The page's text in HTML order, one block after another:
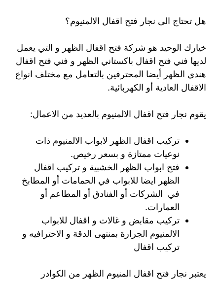
هل تحتاج الى نجار فتح اقفال الالمنيوم؟
خيارك الوحيد هو شركة فتح اقفال الظهر و التي يعمل
لديها فني فتح اقفال باكستاني الظهر و فني فتح اقفال
هندي الظهر أيضا المحترفين بالتعامل مع مختلف انواع
الاقفال العادية أو الكهربائية.
يقوم نجار فتح اقفال الالمنيوم بالعديد من الاعمال:
تركيب اقفال الظهر لابواب الالمنيوم ذات
نوعيات ممتازة و بسعر رخيص.
فتح ابواب الظهر الخشبية و تركيب اقفال
الظهر ايضا للابواب في الحمامات أو المطابخ
في الشركات أو الفنادق أو المطاعم أو
العمارات.
تركيب مقابض و غالات و اقفال للابواب
الالمنيوم الجرارة بمنتهى الدقة و الاحترافيه و
تركيب اقفال
يعتبر نجار فتح اقفال المنيوم الظهر من الكوادر